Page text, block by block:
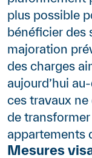
plus possible
bénéficier des
majoration
des charges
aujourd’hui
ces travaux
de
appartements
Mesures